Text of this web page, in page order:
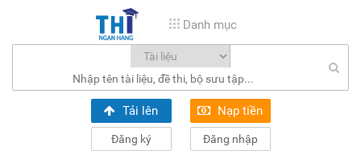
Danh mục
Tải lên Nạp tiền
Đăng ký Đăng nhập